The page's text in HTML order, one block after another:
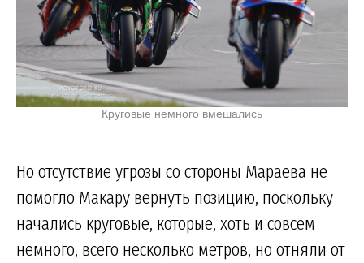
Круговые немного вмешались
Но отсутствие угрозы со стороны Мараева не
помогло Макару вернуть позицию, поскольку
начались круговые, которые, хоть и совсем
немного, всего несколько метров, но отняли от